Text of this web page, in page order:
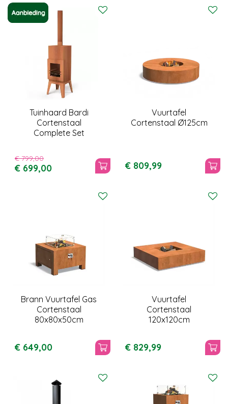
Tuinhaard Bardi
Cortenstaal
Complete Set
€ 799,00
€ 699,00
Vuurtafel
Cortenstaal Ø125cm
€ 809,99
Brann Vuurtafel Gas
Cortenstaal
80x80x50cm
€ 649,00
Vuurtafel
Cortenstaal
120x120cm
€ 829,99